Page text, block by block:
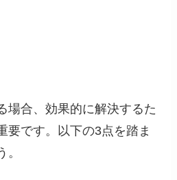
場合、効果的に解決するた
要です。以下の3点を踏ま
。